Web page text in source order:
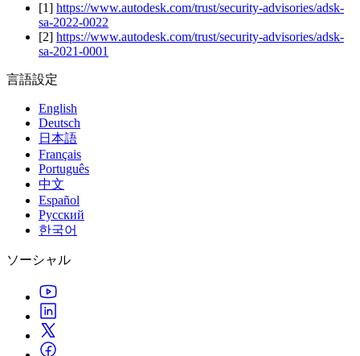
[1] https://www.autodesk.com/trust/security-advisories/adsk-
sa-2022-0022
[2] https://www.autodesk.com/trust/security-advisories/adsk-
sa-2021-0001
言語設定
English
Deutsch
日本語
Français
Português
中文
Español
Русский
한국어
ソーシャル